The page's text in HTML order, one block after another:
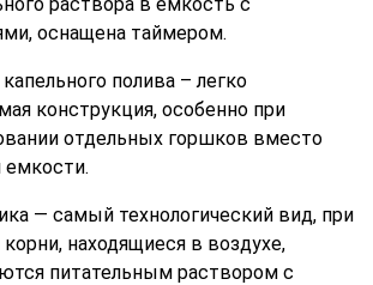
оснащена таймером.
полива – легко
конструкция, особенно при
отдельных горшков вместо
— самый технологический вид, при
находящиеся в воздухе,
питательным раствором с